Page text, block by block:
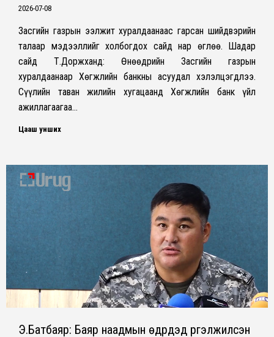
2026-07-08
Засгийн газрын ээлжит хуралдаанаас гарсан шийдвэрийн
талаар мэдээллийг холбогдох сайд нар өглөө. Шадар
сайд Т.Доржханд: Өнөөдрийн Засгийн газрын
хуралдаанаар Хөгжлийн банкны асуудал хэлэлцэгдлээ.
Сүүлийн таван жилийн хугацаанд Хөгжлийн банк үйл
ажиллагаагаа…
Цааш унших
Э.Батбаяр: Баяр наадмын өдрүүдэд үргэлжилсэн